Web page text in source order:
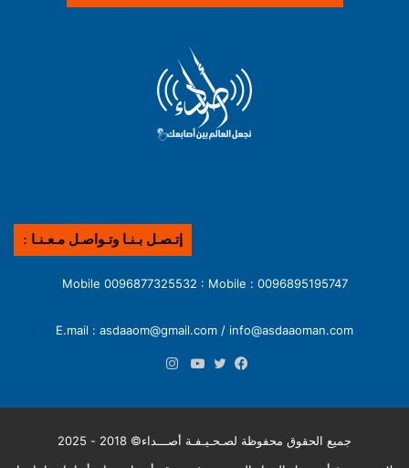
إتـصـل بـنـا وتـواصـل مـعـنـا :
0096895195747 : Mobile 0096877325532 : Mobile
E.mail : asdaaom@gmail.com / info@asdaaoman.com
جميع الحقوق محفوظة لصـحـيـفـة أصـــداء© 2018 - 2025